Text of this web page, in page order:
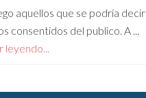
aquellos que se podría decir
consentidos del publico. A ...
leyendo...